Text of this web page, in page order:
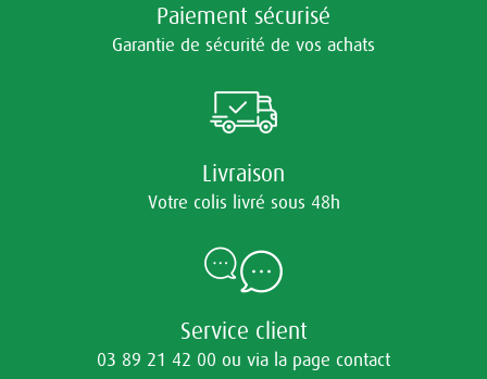
Paiement sécurisé
Garantie de sécurité de vos achats
Livraison
Votre colis livré sous 48h
Service client
03 89 21 42 00 ou via la page contact